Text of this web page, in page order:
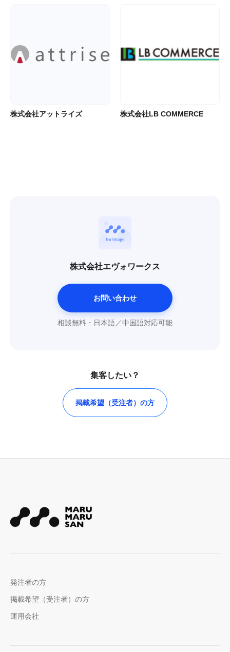
株式会社アットライズ 株式会社LB COMMERCE
株式会社エヴォワークス
お問い合わせ
相談無料・日本語／中国語対応可能
集客したい？
掲載希望（受注者）の方
発注者の方
掲載希望（受注者）の方
運用会社